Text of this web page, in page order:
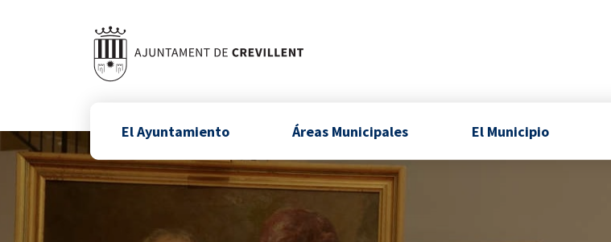
El Ayuntamiento Áreas Municipales El Municipio